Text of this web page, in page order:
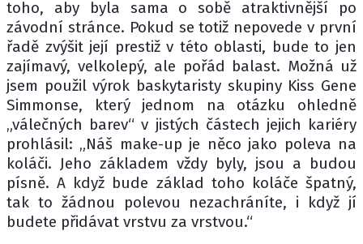
toho, aby byla sama o sobě atraktivnější po
závodní stránce. Pokud se totiž nepovede v první
řadě zvýšit její prestiž v této oblasti, bude to jen
zajímavý, velkolepý, ale pořád balast. Možná už
jsem použil výrok baskytaristy skupiny Kiss Gene
Simmonse, který jednom na otázku ohledně
„válečných barev“ v jistých částech jejich kariéry
prohlásil: „Náš make-up je něco jako poleva na
koláči. Jeho základem vždy byly, jsou a budou
písně. A když bude základ toho koláče špatný,
tak to žádnou polevou nezachráníte, i když jí
budete přidávat vrstvu za vrstvou.“